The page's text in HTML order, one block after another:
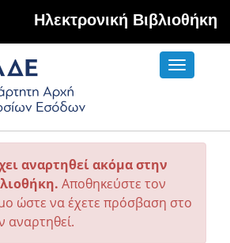
Hλεκτρονική Βιβλιοθήκη
Toggle
αναρτηθεί ακόμα στην
Αποθηκεύστε τον
ώστε να έχετε πρόσβαση στο
αναρτηθεί.